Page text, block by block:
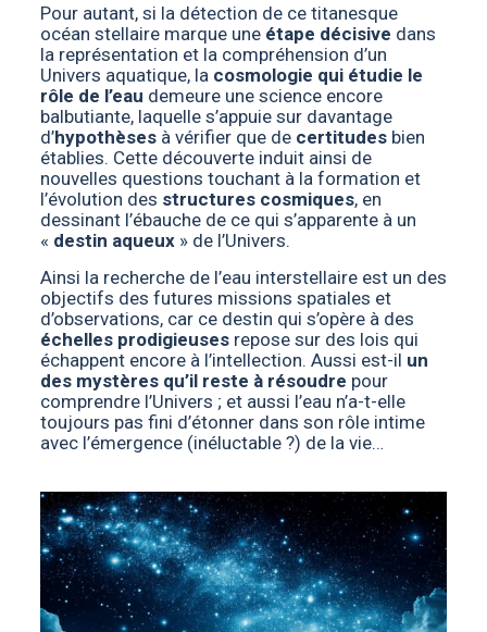
Pour autant, si la détection de ce titanesque
océan stellaire marque une étape décisive dans
la représentation et la compréhension d’un
Univers aquatique, la cosmologie qui étudie le
rôle de l’eau demeure une science encore
balbutiante, laquelle s’appuie sur davantage
d’hypothèsesà vérifier que de certitudesbien
établies. Cette découverte induit ainsi de
nouvelles questions touchant à la formation et
l’évolution des structures cosmiques, en
dessinant l’ébauche de ce qui s’apparente à un
« destin aqueux» de l’Univers.
Ainsi la recherche de l’eau interstellaire est un des
objectifs des futures missions spatiales et
d’observations, car ce destin qui s’opère à des
échelles prodigieusesrepose sur des lois qui
échappent encore à l’intellection. Aussi est-il un
des mystères qu’il reste à résoudre pour
comprendre l’Univers ; et aussi l’eau n’a-t-elle
toujours pas fini d’étonner dans son rôle intime
avec l’émergence (inéluctable ?) de la vie…